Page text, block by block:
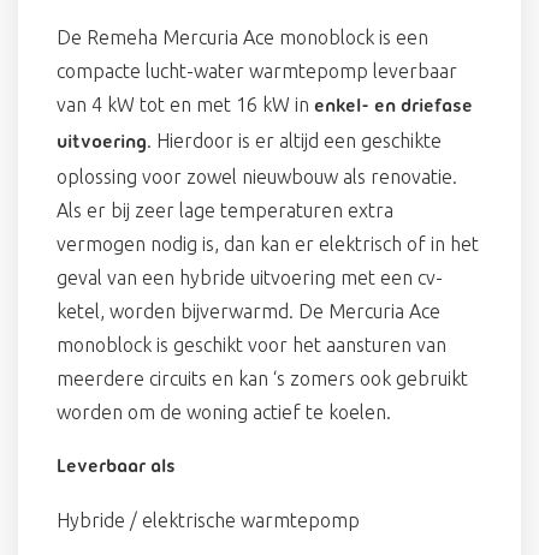
De Remeha Mercuria Ace monoblock is een
compacte lucht-water warmtepomp leverbaar
van 4 kW tot en met 16 kW in enkel- en driefase
uitvoering. Hierdoor is er altijd een geschikte
oplossing voor zowel nieuwbouw als renovatie.
Als er bij zeer lage temperaturen extra
vermogen nodig is, dan kan er elektrisch of in het
geval van een hybride uitvoering met een cv-
ketel, worden bijverwarmd. De Mercuria Ace
monoblock is geschikt voor het aansturen van
meerdere circuits en kan ‘s zomers ook gebruikt
worden om de woning actief te koelen.
Leverbaar als
Hybride / elektrische warmtepomp